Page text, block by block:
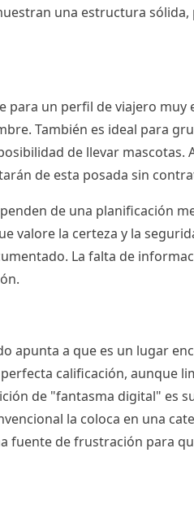
una estructura
para un perfil de viajero
También es ideal para
de llevar
de esta posada sin
de una planificación
valore la certeza y la
La falta de
apunta a que es un lugar
calificación, aunque
de "fantasma digital" es
la coloca en una
fuente de frustración para